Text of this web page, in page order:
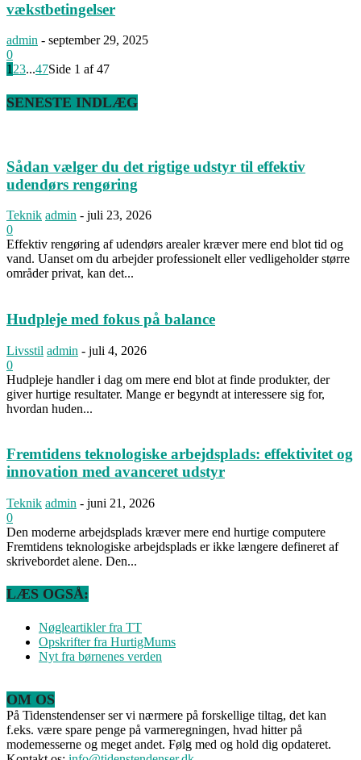
vækstbetingelser
admin - september 29, 2025
0
1 23...47Side 1 af 47
SENESTE INDLÆG
Sådan vælger du det rigtige udstyr til effektiv
udendørs rengøring
Teknik admin - juli 23, 2026
0
Effektiv rengøring af udendørs arealer kræver mere end blot tid og
vand. Uanset om du arbejder professionelt eller vedligeholder større
områder privat, kan det...
Hudpleje med fokus på balance
Livsstil admin - juli 4, 2026
0
Hudpleje handler i dag om mere end blot at finde produkter, der
giver hurtige resultater. Mange er begyndt at interessere sig for,
hvordan huden...
Fremtidens teknologiske arbejdsplads: effektivitet og
innovation med avanceret udstyr
Teknik admin - juni 21, 2026
0
Den moderne arbejdsplads kræver mere end hurtige computere
Fremtidens teknologiske arbejdsplads er ikke længere defineret af
skrivebordet alene. Den...
LÆS OGSÅ:
Nøgleartikler fra TT
Opskrifter fra HurtigMums
Nyt fra børnenes verden
OM OS
På Tidenstendenser ser vi nærmere på forskellige tiltag, det kan
f.eks. være spare penge på varmeregningen, hvad hitter på
modemesserne og meget andet. Følg med og hold dig opdateret.